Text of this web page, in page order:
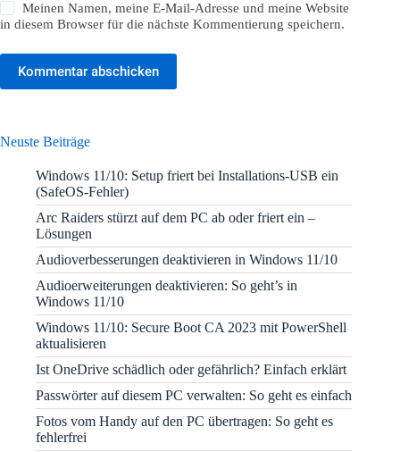
Meinen Namen, meine E-Mail-Adresse und meine Website
in diesem Browser für die nächste Kommentierung speichern.
Kommentar abschicken
Neuste Beiträge
Windows 11/10: Setup friert bei Installations-USB ein
(SafeOS-Fehler)
Arc Raiders stürzt auf dem PC ab oder friert ein –
Lösungen
Audioverbesserungen deaktivieren in Windows 11/10
Audioerweiterungen deaktivieren: So geht’s in
Windows 11/10
Windows 11/10: Secure Boot CA 2023 mit PowerShell
aktualisieren
Ist OneDrive schädlich oder gefährlich? Einfach erklärt
Passwörter auf diesem PC verwalten: So geht es einfach
Fotos vom Handy auf den PC übertragen: So geht es
fehlerfrei